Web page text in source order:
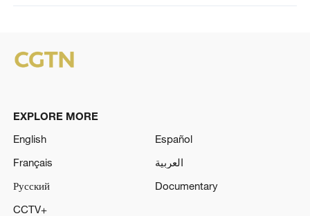
EXPLORE MORE
English
Español
Français
العربية
Русский
Documentary
CCTV+